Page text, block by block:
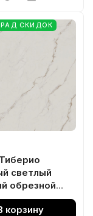
СКИДОК
светлый
обрезной
корзину